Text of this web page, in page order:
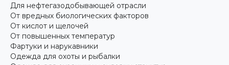
Для нефтегазодобывающей отрасли
От вредных биологических факторов
От кислот и щелочей
От повышенных температур
Фартуки и нарукавники
Одежда для охоты и рыбалки